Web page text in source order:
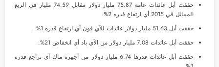
حققت أبل عائدات عامة 75.87 مليار دولار مقابل 74.59 مليار في الربع
المماثل في 2015 أي ارتفاع قدره 2%.
حققت أبل 51.63 مليار دولار عائدات للآي فون أي ارتفاع قدره 1%.
حققت أبل عائدات 7.08 مليار دولار من الآي باد أي انخفاض 21%.
حققت أبل عائدات قدرها 6.74 مليار دولار من أجهزة ماك أي تراجع قدره